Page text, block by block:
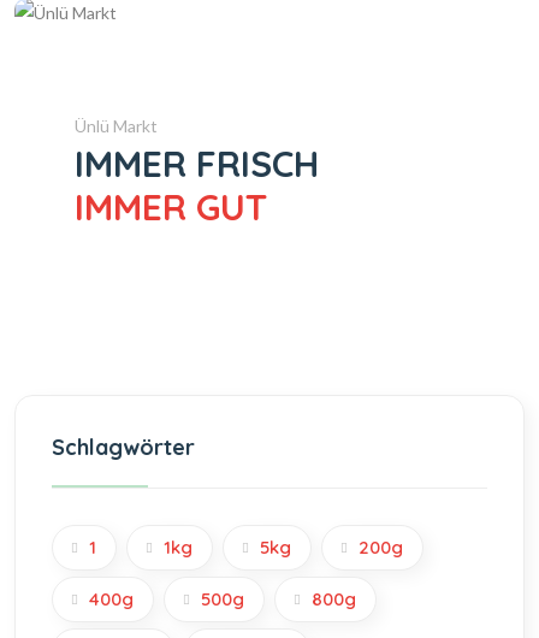
Ünlü Markt
IMMER FRISCH
IMMER GUT
Schlagwörter
1 1kg 5kg 200g
400g 500g 800g